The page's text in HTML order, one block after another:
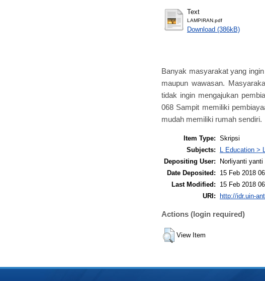
Text
LAMPIRAN.pdf
Download (386kB)
Banyak masyarakat yang
maupun wawasan.
tidak ingin mengajukan
068 Sampit memiliki
mudah memiliki rumah sendiri.
Item Type: Skripsi
Subjects:
L Education >
Depositing User:
Norliyanti yanti
Date Deposited:
15 Feb 2018
Last Modified:
15 Feb 2018
URI: http://idr.uin-
Actions (login required)
View Item